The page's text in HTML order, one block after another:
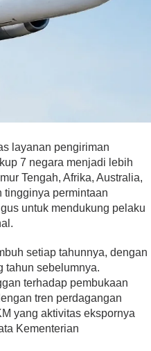
layanan pengiriman
7 negara menjadi lebih
Tengah, Afrika, Australia,
tingginya permintaan
untuk mendukung pelaku
setiap tahunnya, dengan
tahun sebelumnya.
terhadap pembukaan
tren perdagangan
yang aktivitas ekspornya
Kementerian